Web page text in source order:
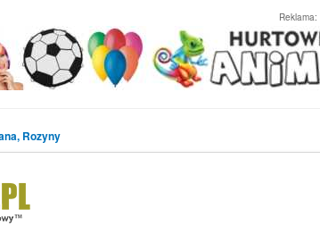
Reklama:
Rozyny